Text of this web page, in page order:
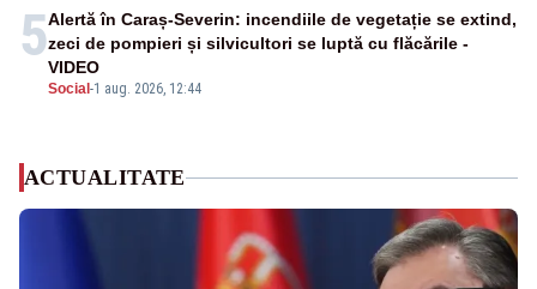
5
Social -1 aug. 2026, 12:44
Alertă în Caraș-Severin: incendiile de vegetație se extind,
zeci de pompieri și silvicultori se luptă cu flăcările -
VIDEO
ACTUALITATE